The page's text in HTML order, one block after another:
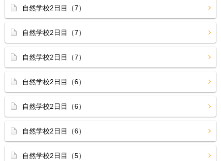
自然学校2日目（7）
自然学校2日目（7）
自然学校2日目（7）
自然学校2日目（6）
自然学校2日目（6）
自然学校2日目（6）
自然学校2日目（5）